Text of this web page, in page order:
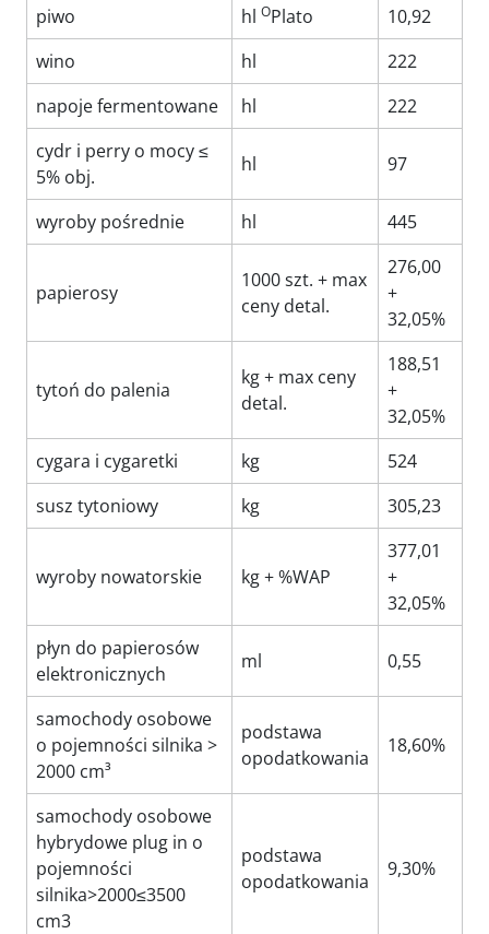
piwo
hl OPlato
10,92
wino
hl
222
napoje fermentowane
hl
222
cydr i perry o mocy ≤
5% obj.
hl 97
wyroby pośrednie hl 445
papierosy
1000 szt. + max
ceny detal.
276,00
+
32,05%
tytoń do palenia
kg + max ceny
detal.
188,51
+
32,05%
cygara i cygaretki
kg
524
susz tytoniowy
kg 305,23
wyroby nowatorskie kg + %WAP
377,01
+
32,05%
płyn do papierosów
elektronicznych
ml 0,55
samochody osobowe
o pojemności silnika >
2000 cm³
podstawa
opodatkowania
18,60%
samochody osobowe
hybrydowe plug in o
pojemności
silnika>2000≤3500
cm3
podstawa
opodatkowania
9,30%